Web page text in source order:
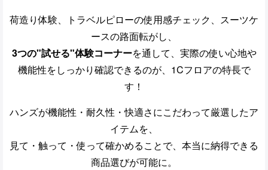
荷造り体験、トラベルピローの使用感チェック、スーツケ
ースの路面転がし、
3つの"試せる"体験コーナーを通して、実際の使い心地や
機能性をしっかり確認できるのが、1Cフロアの特長で
す！
ハンズが機能性・耐久性・快適さにこだわって厳選したア
イテムを、
見て・触って・使って確かめることで、本当に納得できる
商品選びが可能に。